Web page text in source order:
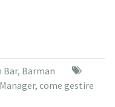
Bar, Barman
, come gestire